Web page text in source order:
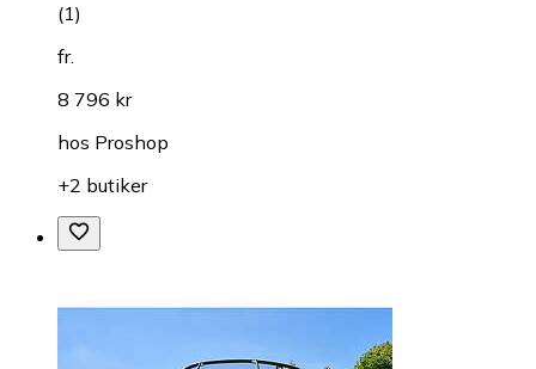
(1)
fr.
8 796 kr
hos Proshop
+2 butiker